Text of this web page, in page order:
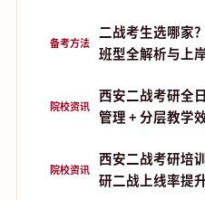
备考方法
二战考生选哪家
班型全解析与上
院校资讯
西安二战考研全
管理 + 分层教学
院校资讯
西安二战考研培
研二战上线率提